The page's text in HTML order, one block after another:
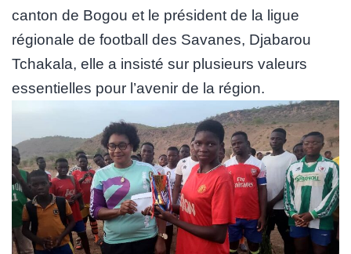
canton de Bogou et le président de la ligue
régionale de football des Savanes, Djabarou
Tchakala, elle a insisté sur plusieurs valeurs
essentielles pour l’avenir de la région.